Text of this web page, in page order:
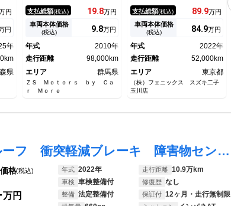
ー
円
円
年
県
ー エアコン 衝突安全ボディ
支払総額(税込) 19.8万円
車両本体価格
(税込) 9.8万円
年式
2010年
走行距離
98,000km
エリア
群馬県
ＺＳ Ｍｏｔｏｒｓ ｂｙ Ｃａ
ｒ Ｍｏｒｅ
Ｖ Ｂｌｕｅｔｏｏｔｈ キ
ーレス 電格ミラー アイドリ
ングストップ リアパーキング
センサー 衝突軽減ブレーキ
支払総額(税込) 89.9万円
車両本体価格
(税込) 84.9万円
年式
2022年
走行距離
52,000km
エリア
東京都
（株）フェニックス スズキ二子
玉川店
スクラム バスター ハイルーフ 衝突軽減ブレーキ 障害物センサー （シルキーシルバーメタリック） オートマチックハイビーム ＥＴＣ キーレスエントリー ドライブレコーダー メモリーナビ
格(税込)
万円
年式 2022年 走行距離 10.9万km
車検 車検整備付 修復歴 なし
整備 法定整備付 保証付 12ヶ月・走行無制限